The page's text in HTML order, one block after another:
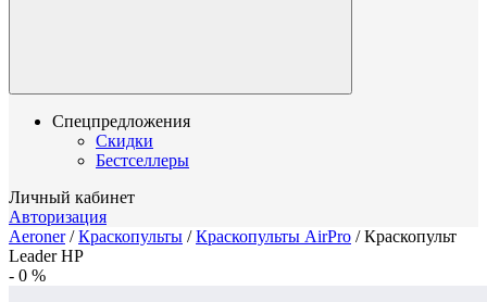
Спецпредложения
Скидки
Бестселлеры
Личный кабинет
Авторизация
Aeroner/Краскопульты /Краскопульты AirPro /Краскопульт
Leader HP
- 0 %